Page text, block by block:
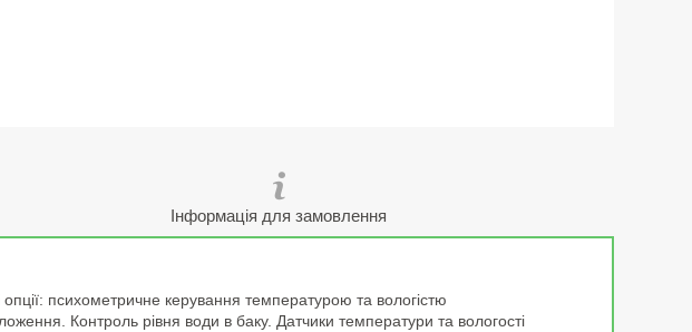
Інформація для замовлення
опції: психометричне керування температурою та вологістю
Контроль рівня води в баку. Датчики температури та вологості